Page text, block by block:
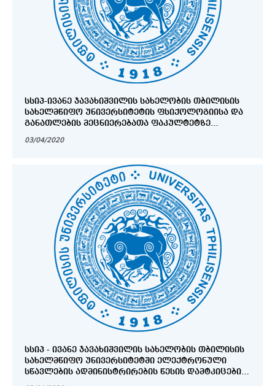
ᲡᲡᲘᲞ-ᲘᲕᲐᲜᲔ ᲯᲐᲕᲐᲮᲘᲨᲕᲘᲚᲘᲡ ᲡᲐᲮᲔᲚᲝᲑᲘᲡ ᲗᲑᲘᲚᲘᲡᲘᲡ
ᲡᲐᲮᲔᲚᲛᲬᲘᲤᲝ ᲣᲜᲘᲕᲔᲠᲡᲘᲢᲔᲢᲘᲡ ᲤᲡᲘᲥᲝᲚᲝᲒᲘᲘᲡᲐ ᲓᲐ
ᲒᲐᲜᲐᲗᲚᲔᲑᲘᲡ ᲛᲔᲪᲜᲘᲔᲠᲔᲑᲐᲗᲐ ᲤᲐᲙᲣᲚᲢᲔᲢᲖᲔ
ᲛᲘᲡᲐᲦᲔᲑᲐᲓ ᲙᲝᲜᲙᲣᲠᲡᲘᲡ ᲒᲐᲛᲝᲪᲮᲐᲓᲔᲑᲘᲡ ᲨᲔᲡᲐᲮᲔᲑ
03/04/2020
ᲡᲡᲘᲞ - ᲘᲕᲐᲜᲔ ᲯᲐᲕᲐᲮᲘᲨᲕᲘᲚᲘᲡ ᲡᲐᲮᲔᲚᲝᲑᲘᲡ ᲗᲑᲘᲚᲘᲡᲘᲡ
ᲡᲐᲮᲔᲚᲛᲬᲘᲤᲝ ᲣᲜᲘᲕᲔᲠᲡᲘᲢᲔᲢᲨᲘ ᲔᲚᲔᲥᲢᲠᲝᲜᲣᲚᲘ
ᲡᲬᲐᲕᲚᲔᲑᲘᲡ ᲐᲓᲛᲘᲜᲘᲡᲢᲠᲘᲠᲔᲑᲘᲡ ᲬᲔᲡᲘᲡ ᲓᲐᲛᲢᲙᲘᲪᲔᲑᲘᲡ